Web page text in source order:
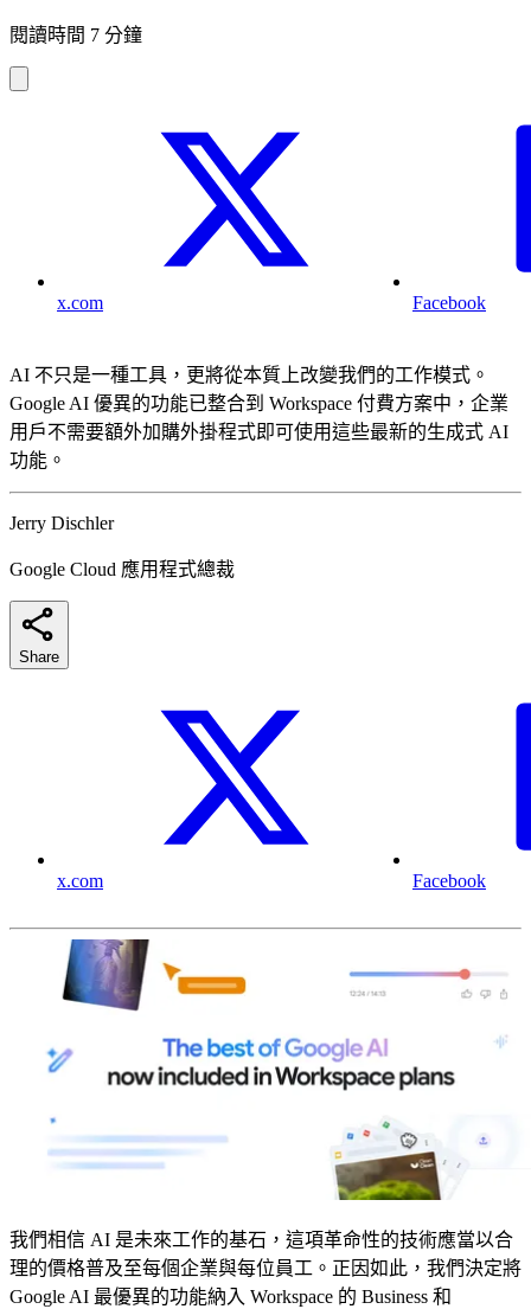
閱讀時間 7 分鐘
x.com Facebook
AI 不只是一種工具，更將從本質上改變我們的工作模式。
Google AI 優異的功能已整合到 Workspace 付費方案中，企業
用戶不需要額外加購外掛程式即可使用這些最新的生成式 AI
功能。
Jerry Dischler
Google Cloud 應用程式總裁
Share
x.com Facebook
我們相信 AI 是未來工作的基石，這項革命性的技術應當以合
理的價格普及至每個企業與每位員工。正因如此，我們決定將
Google AI 最優異的功能納入 Workspace 的 Business 和